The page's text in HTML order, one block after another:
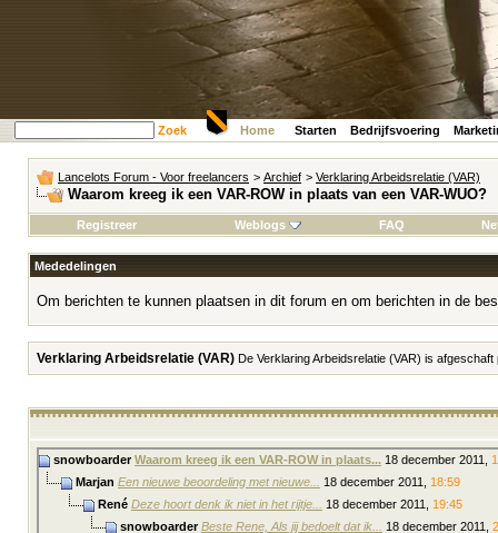
Zoek Home Starten Bedrijfsvoering
Lancelots Forum - Voor freelancers > Archief > Verklaring Arbeidsrelatie (VAR)
Waarom kreeg ik een VAR-ROW in plaats van een VAR-WUO?
Registreer Weblogs FAQ
Mededelingen
Om berichten te kunnen plaatsen in dit forum en om berichten in de
Verklaring Arbeidsrelatie (VAR) De Verklaring Arbeidsrelatie (VAR) is
snowboarder Waarom kreeg ik een VAR-ROW in plaats... 18 december 2011,
Marjan Een nieuwe beoordeling met nieuwe... 18 december 2011, 18:59
René Deze hoort denk ik niet in het rijtje... 18 december 2011, 19:45
snowboarder Beste Rene, Als jij bedoelt dat ik... 18 december 2011,